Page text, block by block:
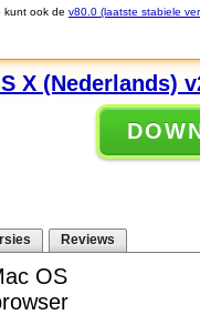
kunt ook de v80.0 (laatste stabiele
X (Nederlands)
Reviews
OS